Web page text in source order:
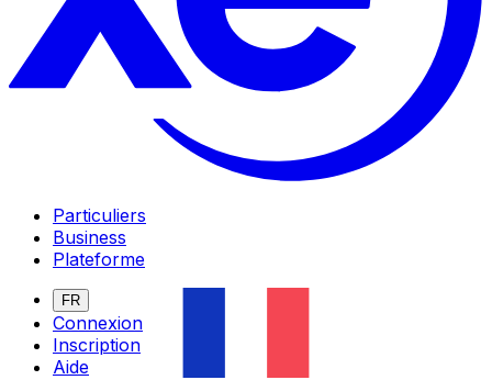
Particuliers
Business
Plateforme
FR
Connexion
Inscription
Aide